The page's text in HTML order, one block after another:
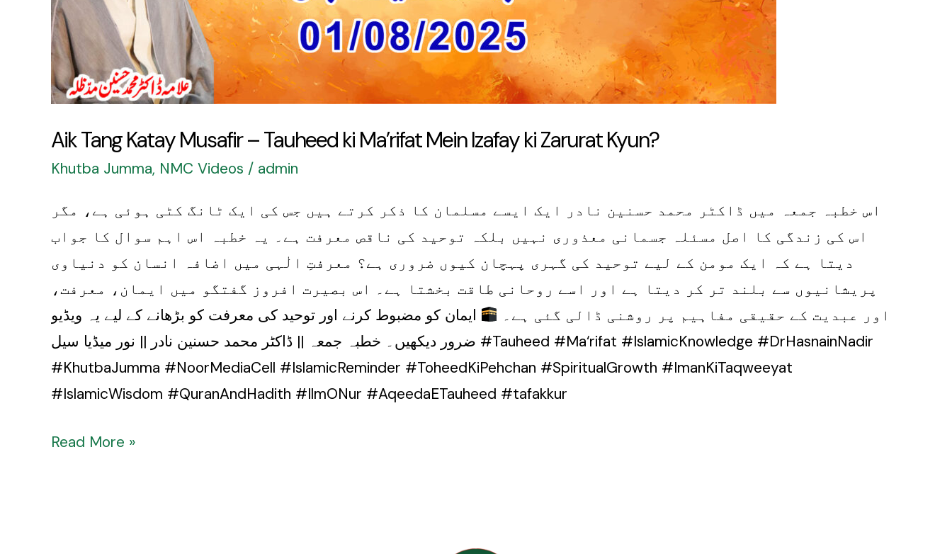
Aik Tang Katay Musafir – Tauheed ki Ma’rifat Mein Izafay ki Zarurat Kyun?
Khutba Jumma, NMC Videos / admin
اس خطبہ جمعہ میں ڈاکٹر محمد حسنین نادر ایک ایسے مسلمان کا ذکر کرتے ہیں جس کی ایک ٹانگ کٹی ہوئی ہے، مگر
اس کی زندگی کا اصل مسئلہ جسمانی معذوری نہیں بلکہ توحید کی ناقص معرفت ہے۔ یہ خطبہ اس اہم سوال کا جواب
دیتا ہے کہ ایک مومن کے لیے توحید کی گہری پہچان کیوں ضروری ہے؟ معرفتِ الٰہی میں اضافہ انسان کو دنیاوی
پریشانیوں سے بلند تر کر دیتا ہے اور اسے روحانی طاقت بخشتا ہے۔ اس بصیرت افروز گفتگو میں ایمان، معرفت،
اور عبدیت کے حقیقی مفاہیم پر روشنی ڈالی گئی ہے۔
ایمان کو مضبوط کرنے اور توحید کی معرفت کو بڑھانے کے لیے یہ ویڈیو
ضرور دیکھیں۔ خطبہ جمعہ || ڈاکٹر محمد حسنین نادر || نور میڈیا سیل #Tauheed #Ma‘rifat #IslamicKnowledge #DrHasnainNadir
#KhutbaJumma #NoorMediaCell #IslamicReminder #ToheedKiPehchan #SpiritualGrowth #ImanKiTaqweeyat
#IslamicWisdom #QuranAndHadith #IlmONur #AqeedaETauheed #tafakkur
Kyun?
Read More »